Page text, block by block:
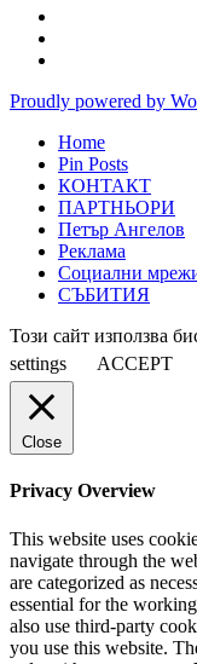
Proudly powered by
Home
Pin Posts
КОНТАКТ
ПАРТНЬОРИ
Петър Ангелов
Реклама
Социални
СЪБИТИЯ
Този сайт използва
settings
ACCEPT
Close
Privacy Overview
This website uses
navigate through the
are categorized as
essential for the
also use third-party
you use this website.